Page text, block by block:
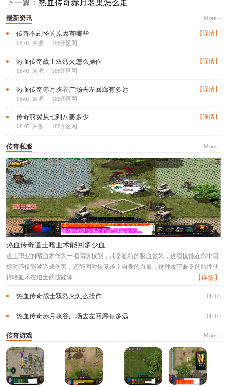
下一篇： 热血传奇赤月老巢怎么走
最新资讯 More »
传奇不刷怪的原因有哪些
08-02 来源 ： 188开区网
【详情】
热血传奇战士双烈火怎么操作
08-03 来源 ： 188开区网
【详情】
热血传奇赤月峡谷广场去左回廊有多远
08-03 来源 ： 188开区网
【详情】
传奇羽翼从七到八要多少
08-05 来源 ： 188开区网
【详情】
传奇私服 More »
热血传奇道士嗜血术能回多少血
道士职业的嗜血术作为一项高阶技能，具备独特的吸血效果，这项技能在命中目
标时不仅能够造成伤害，还能同时恢复道士自身的血量，这种攻守兼备的特性使
得嗜血术在道士的技能体
... 【详情】
热血传奇战士双烈火怎么操作 08-03
热血传奇赤月峡谷广场去左回廊有多远 08-03
传奇游戏 More »